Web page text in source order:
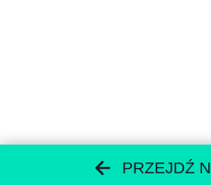
PRZEJDŹ